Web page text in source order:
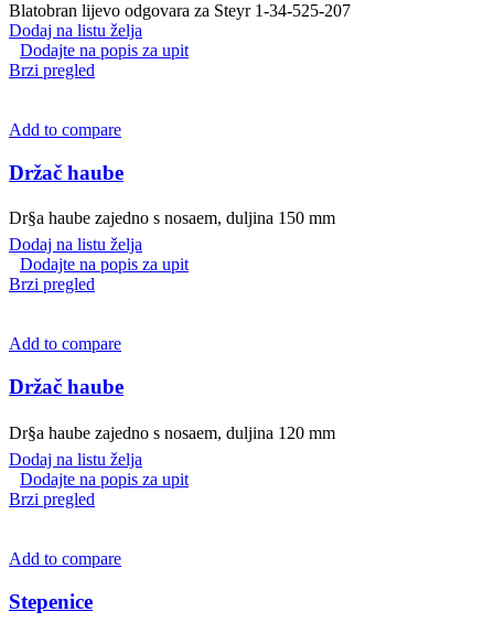
Blatobran lijevo odgovara za Steyr 1-34-525-207
Dodaj na listu želja
Dodajte na popis za upit
Brzi pregled
Add to compare
Držač haube
Dr§a haube zajedno s nosaem, duljina 150 mm
Dodaj na listu želja
Dodajte na popis za upit
Brzi pregled
Add to compare
Držač haube
Dr§a haube zajedno s nosaem, duljina 120 mm
Dodaj na listu želja
Dodajte na popis za upit
Brzi pregled
Add to compare
Stepenice